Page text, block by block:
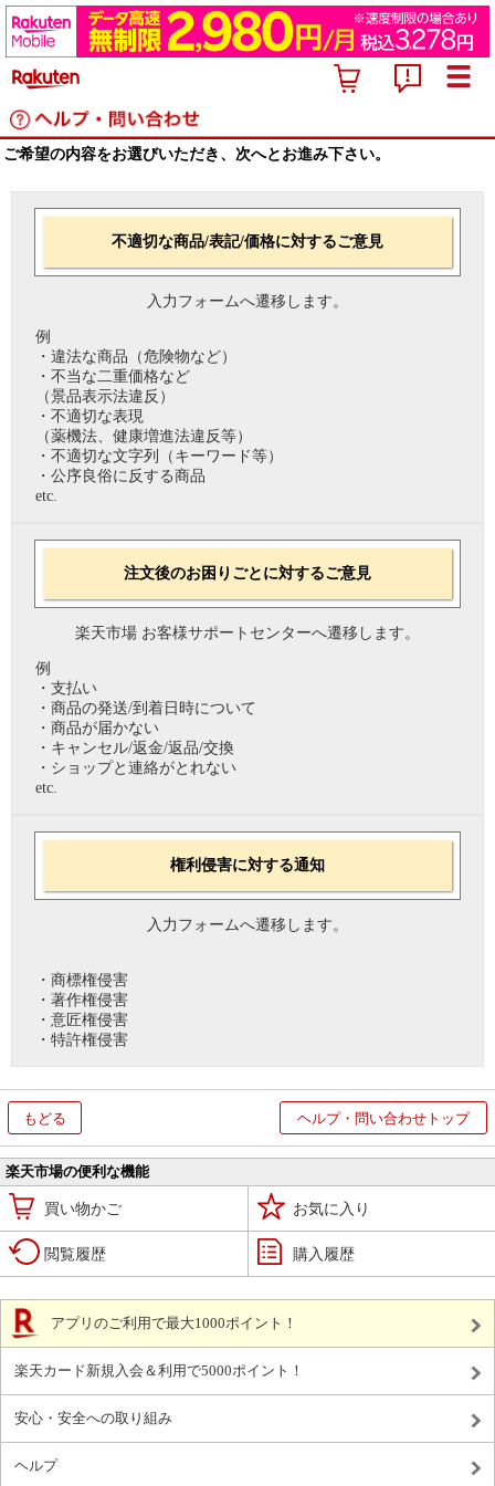
ご希望の内容をお選びいただき、次へとお進み下さい。
不適切な商品/表記/価格に対するご意見
入力フォームへ遷移します。
例
・違法な商品（危険物など）
・不当な二重価格など
（景品表示法違反）
・不適切な表現
（薬機法、健康増進法違反等）
・不適切な文字列（キーワード等）
・公序良俗に反する商品
etc.
注文後のお困りごとに対するご意見
楽天市場 お客様サポートセンターへ遷移します。
例
・支払い
・商品の発送/到着日時について
・商品が届かない
・キャンセル/返金/返品/交換
・ショップと連絡がとれない
etc.
権利侵害に対する通知
入力フォームへ遷移します。
・商標権侵害
・著作権侵害
・意匠権侵害
・特許権侵害
もどる ヘルプ・問い合わせトップ
楽天市場の便利な機能
買い物かご お気に入り
閲覧履歴 購入履歴
アプリのご利用で最大1000ポイント！
楽天カード新規入会＆利用で5000ポイント！
安心・安全への取り組み
ヘルプ